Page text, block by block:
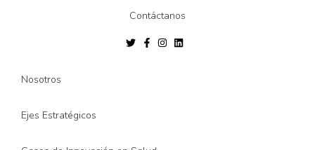
Contáctanos
Nosotros
Ejes Estratégicos